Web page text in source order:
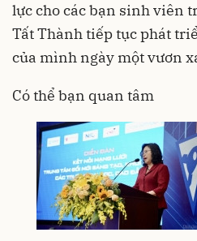
lực cho các bạn sinh viên
Tất Thành tiếp tục phát
của mình ngày một vươn
Có thể bạn quan tâm